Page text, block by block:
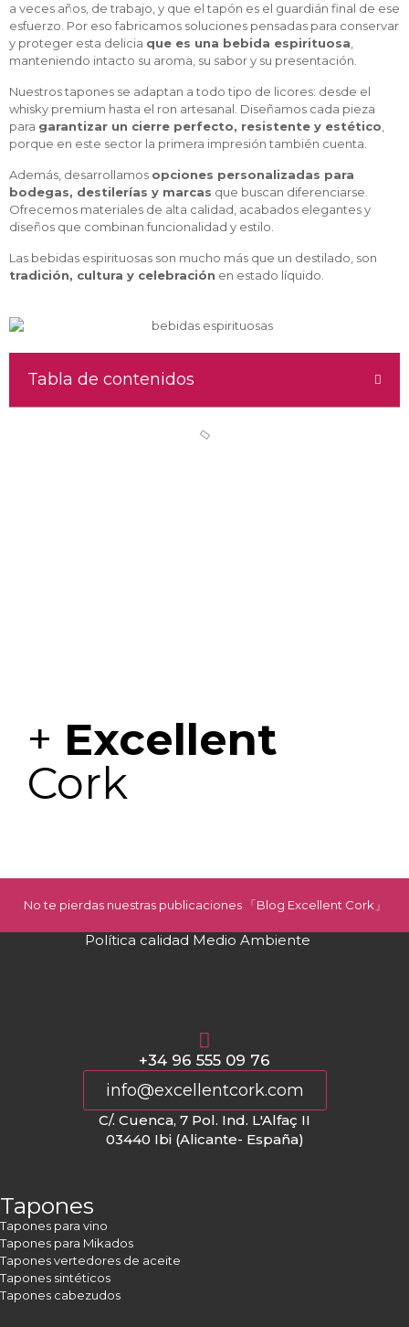
a veces años, de trabajo, y que el tapón es el guardián final de ese
esfuerzo. Por eso fabricamos soluciones pensadas para conservar
y proteger esta delicia que es una bebida espirituosa
manteniendo intacto su aroma, su sabor y su presentación.
Nuestros tapones se adaptan a todo tipo de licores: desde el
whisky premium hasta el ron artesanal. Diseñamos cada pieza
para garantizar un cierre perfecto, resistente y estético
porque en este sector la primera impresión también cuenta.
Además, desarrollamos opciones personalizadas para
bodegas, destilerías y marcas que buscan diferenciarse.
Ofrecemos materiales de alta calidad, acabados elegantes y
diseños que combinan funcionalidad y estilo.
Las bebidas espirituosas son mucho más que un destilado, son
tradición, cultura y celebración en estado líquido.
Tabla de contenidos
+ Excellent
Cork
No te pierdas nuestras publicaciones 「Blog Excellent Cork」
Política calidad Medio Ambiente
+34 96 555 09 76
info@excellentcork.com
C/. Cuenca, 7 Pol. Ind. L'Alfaç II
03440 Ibi (Alicante- España)
Tapones
Tapones para vino
Tapones para Mikados
Tapones vertedores de aceite
Tapones sintéticos
Tapones cabezudos